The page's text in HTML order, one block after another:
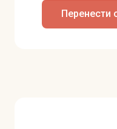
Перенести